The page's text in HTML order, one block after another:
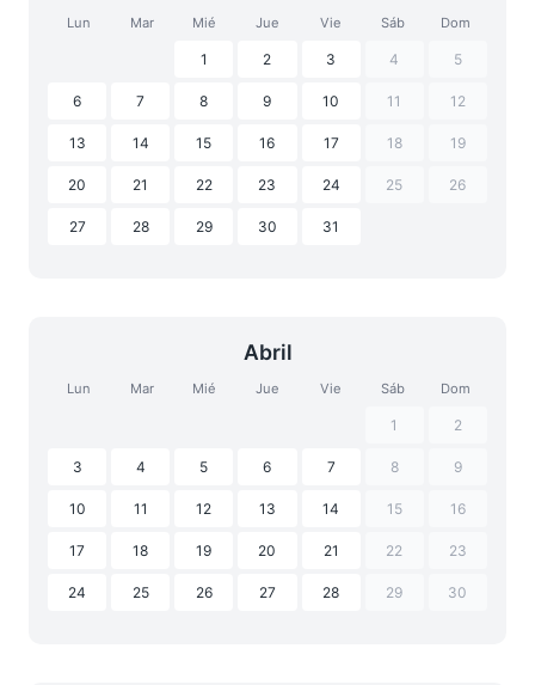
Lun Mar Mié Jue Vie Sáb Dom
1 2 3 4 5
6 7 8 9 10 11 12
13 14 15 16 17 18 19
20 21 22 23 24 25 26
27 28 29 30 31
Abril
Lun Mar Mié Jue Vie Sáb Dom
1 2
3 4 5 6 7 8 9
10 11 12 13 14 15 16
17 18 19 20 21 22 23
24 25 26 27 28 29 30